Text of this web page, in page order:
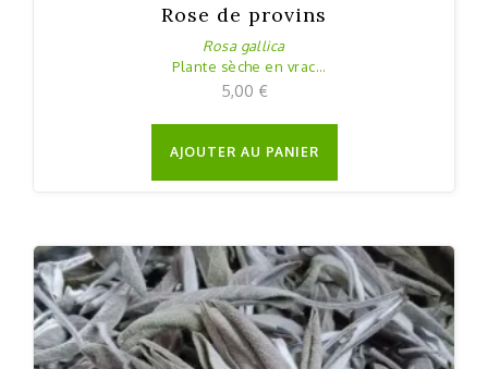
Rose de provins
Rosa gallica
Plante sèche en vrac
20g
5,00 €
AJOUTER AU PANIER